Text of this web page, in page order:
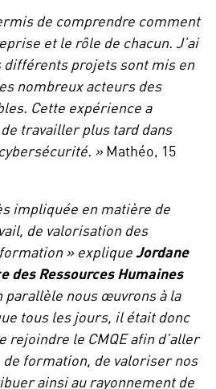
de comprendre comment
et le rôle de chacun. J’ai
projets sont mis en
nombreux acteurs des
Cette expérience a
travailler plus tard dans
»Mathéo, 15
impliquée en matière de
de valorisation des
» expliqueJordane
des Ressources Humaines
parallèle nous œuvrons à la
tous les jours, il était donc
rejoindre le CMQE afin d’aller
formation, de valoriser nos
ainsi au rayonnement de